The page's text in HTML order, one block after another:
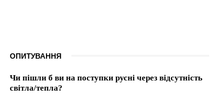
ОПИТУВАННЯ
Чи пішли б ви на поступки русні через відсутність
світла/тепла?